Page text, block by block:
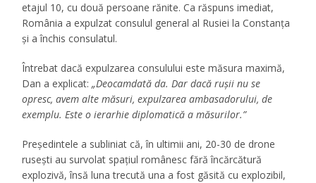
etajul 10, cu două persoane rănite. Ca răspuns imediat,
România a expulzat consulul general al Rusiei la Constanța
și a închis consulatul.
Întrebat dacă expulzarea consulului este măsura maximă,
Dan a explicat:„Deocamdată da. Dar dacă rușii nu se
opresc, avem alte măsuri, expulzarea ambasadorului, de
exemplu. Este o ierarhie diplomatică a măsurilor.”
Președintele a subliniat că, în ultimii ani, 20-30 de drone
rusești au survolat spațiul românesc fără încărcătură
explozivă, însă luna trecută una a fost găsită cu explozibil,